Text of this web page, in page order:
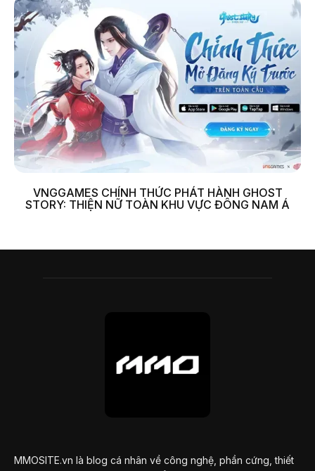
VNGGAMES CHÍNH THỨC PHÁT HÀNH GHOST
STORY: THIỆN NỮ TOÀN KHU VỰC ĐÔNG NAM Á
MMOSITE.vn là blog cá nhân về công nghệ, phần cứng, thiết